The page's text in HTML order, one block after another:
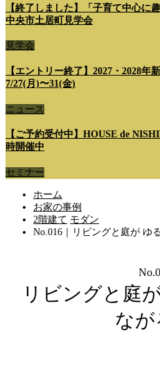
【終了しました】「子育て中心に
中央市土居町見学会
見学会
【エントリー終了】2027・2028
7/27(月)〜31(金)
ニュース
【ご予約受付中】HOUSE de
時開催中
セミナー
ホーム
お家の事例
2階建て モダン
No.016｜リビングと庭が ゆ
リビングと庭
なが